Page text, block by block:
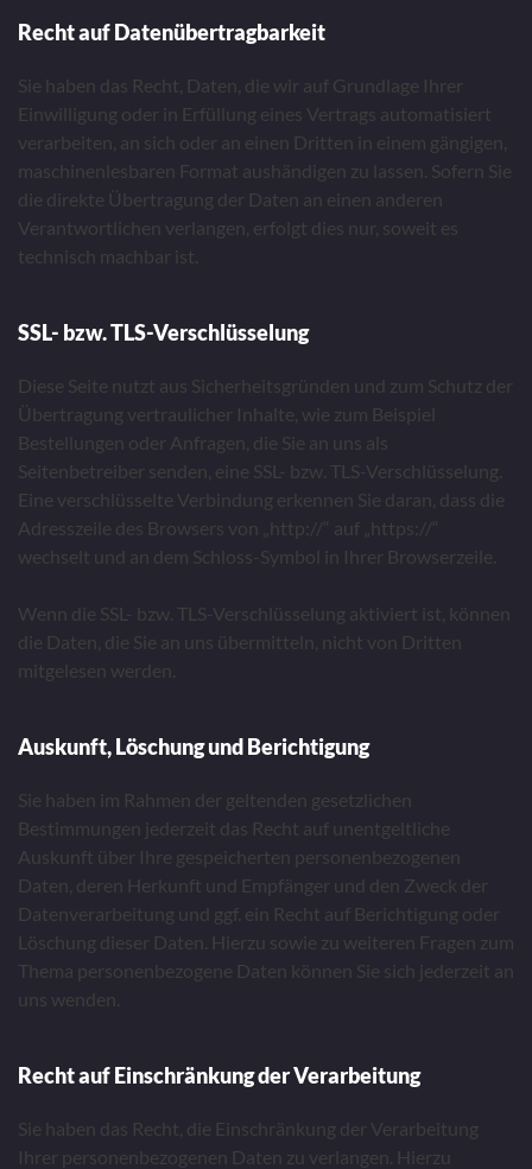
Recht auf Datenübertragbarkeit
Sie haben das Recht, Daten, die wir auf Grundlage Ihrer
Einwilligung oder in Erfüllung eines Vertrags automatisiert
verarbeiten, an sich oder an einen Dritten in einem gängigen,
maschinenlesbaren Format aushändigen zu lassen. Sofern Sie
die direkte Übertragung der Daten an einen anderen
Verantwortlichen verlangen, erfolgt dies nur, soweit es
technisch machbar ist.
SSL- bzw. TLS-Verschlüsselung
Diese Seite nutzt aus Sicherheitsgründen und zum Schutz der
Übertragung vertraulicher Inhalte, wie zum Beispiel
Bestellungen oder Anfragen, die Sie an uns als
Seitenbetreiber senden, eine SSL- bzw. TLS-Verschlüsselung.
Eine verschlüsselte Verbindung erkennen Sie daran, dass die
Adresszeile des Browsers von „http://“ auf „https://“
wechselt und an dem Schloss-Symbol in Ihrer Browserzeile.
Wenn die SSL- bzw. TLS-Verschlüsselung aktiviert ist, können
die Daten, die Sie an uns übermitteln, nicht von Dritten
mitgelesen werden.
Auskunft, Löschung und Berichtigung
Sie haben im Rahmen der geltenden gesetzlichen
Bestimmungen jederzeit das Recht auf unentgeltliche
Auskunft über Ihre gespeicherten personenbezogenen
Daten, deren Herkunft und Empfänger und den Zweck der
Datenverarbeitung und ggf. ein Recht auf Berichtigung oder
Löschung dieser Daten. Hierzu sowie zu weiteren Fragen zum
Thema personenbezogene Daten können Sie sich jederzeit an
uns wenden.
Recht auf Einschränkung der Verarbeitung
Sie haben das Recht, die Einschränkung der Verarbeitung
Ihrer personenbezogenen Daten zu verlangen. Hierzu